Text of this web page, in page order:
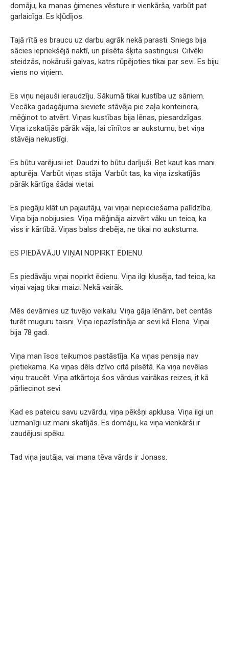
domāju, ka manas ģimenes vēsture ir vienkārša, varbūt pat
garlaicīga. Es kļūdījos.
Tajā rītā es braucu uz darbu agrāk nekā parasti. Sniegs bija
sācies iepriekšējā naktī, un pilsēta šķita sastingusi. Cilvēki
steidzās, nokāruši galvas, katrs rūpējoties tikai par sevi. Es biju
viens no viņiem.
Es viņu nejauši ieraudzīju. Sākumā tikai kustība uz sāniem.
Vecāka gadagājuma sieviete stāvēja pie zaļa konteinera,
mēģinot to atvērt. Viņas kustības bija lēnas, piesardzīgas.
Viņa izskatījās pārāk vāja, lai cīnītos ar aukstumu, bet viņa
stāvēja nekustīgi.
Es būtu varējusi iet. Daudzi to būtu darījuši. Bet kaut kas mani
apturēja. Varbūt viņas stāja. Varbūt tas, ka viņa izskatījās
pārāk kārtīga šādai vietai.
Es piegāju klāt un pajautāju, vai viņai nepieciešama palīdzība.
Viņa bija nobijusies. Viņa mēģināja aizvērt vāku un teica, ka
viss ir kārtībā. Viņas balss drebēja, ne tikai no aukstuma.
ES PIEDĀVĀJU VIŅAI NOPIRKT ĒDIENU.
Es piedāvāju viņai nopirkt ēdienu. Viņa ilgi klusēja, tad teica, ka
viņai vajag tikai maizi. Nekā vairāk.
Mēs devāmies uz tuvējo veikalu. Viņa gāja lēnām, bet centās
turēt muguru taisni. Viņa iepazīstināja ar sevi kā Elena. Viņai
bija 78 gadi.
Viņa man īsos teikumos pastāstīja. Ka viņas pensija nav
pietiekama. Ka viņas dēls dzīvo citā pilsētā. Ka viņa nevēlas
viņu traucēt. Viņa atkārtoja šos vārdus vairākas reizes, it kā
pārliecinot sevi.
Kad es pateicu savu uzvārdu, viņa pēkšņi apklusa. Viņa ilgi un
uzmanīgi uz mani skatījās. Es domāju, ka viņa vienkārši ir
zaudējusi spēku.
Tad viņa jautāja, vai mana tēva vārds ir Jonass.